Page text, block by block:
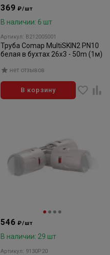
369₽/шт
В наличии: 6 шт
Артикул: B212005001
Труба Comap MultiSKIN2 PN10
белая в бухтах 26x3 - 50m (1м)
нет отзывов
В корзину
546₽/шт
В наличии: 29 шт
Артикул: 9130P20